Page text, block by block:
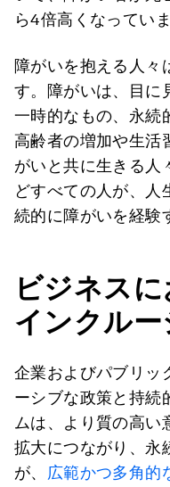
ら4倍高くなっていま
障がいを抱える人々
す。障がいは、目に
一時的なもの、永続
高齢者の増加や生活
がいと共に生きる人
どすべての人が、人
続的に障がいを経験
ビジネス
インクル
企業およびパブリッ
ーシブな政策と持続
ムは、より質の高い
拡大につながり、永
が、
広範かつ多角的